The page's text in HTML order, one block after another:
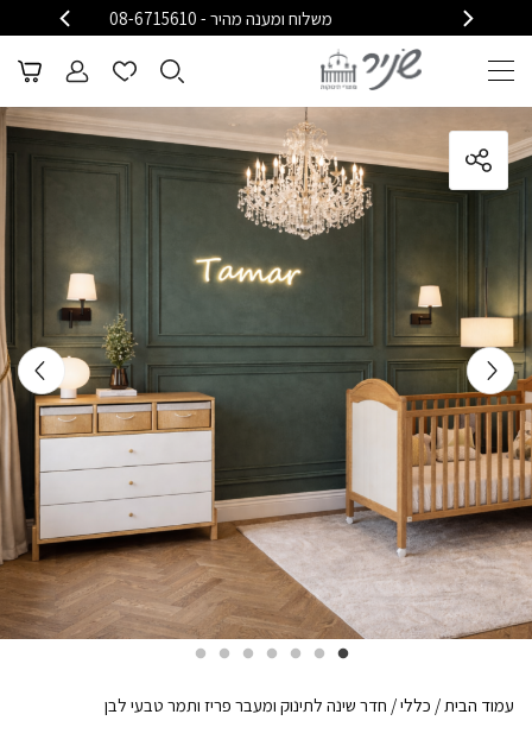
משלוח ומענה מהיר - 08-6715610
עמוד הבית/ כללי/ חדר שינה לתינוק ומעבר פריז ותמר טבעי לבן